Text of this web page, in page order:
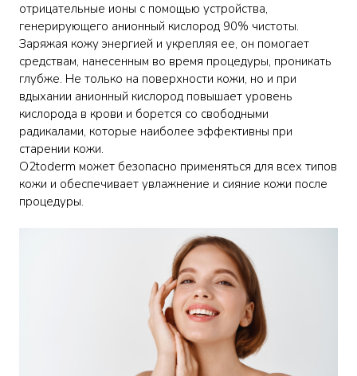
отрицательные ионы с помощью устройства,
генерирующего анионный кислород 90% чистоты.
Заряжая кожу энергией и укрепляя ее, он помогает
средствам, нанесенным во время процедуры, проникать
глубже. Не только на поверхности кожи, но и при
вдыхании анионный кислород повышает уровень
кислорода в крови и борется со свободными
радикалами, которые наиболее эффективны при
старении кожи.
O2toderm может безопасно применяться для всех типов
кожи и обеспечивает увлажнение и сияние кожи после
процедуры.